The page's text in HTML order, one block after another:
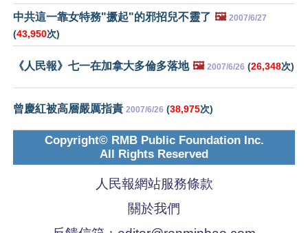
中共這一靠女特務"撅起"的邪招兒不靈了 🖼️ 2007/6/27
(43,950次)
《人民報》七一在加拿大多倫多落地 🖼️ 2007/6/26 (26,348次)
曾慶紅被高層嚴厲指責 2007/6/26 (38,975次)
Copyright© RMB Public Foundation Inc.
All Rights Reserved
人民報網站服務條款
關於我們